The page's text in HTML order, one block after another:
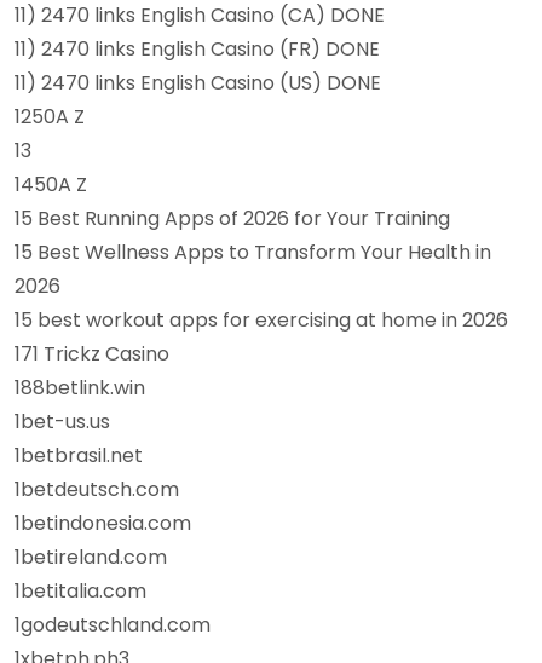
11) 2470 links English Casino (CA) DONE
11) 2470 links English Casino (FR) DONE
11) 2470 links English Casino (US) DONE
1250A Z
13
1450A Z
15 Best Running Apps of 2026 for Your Training
15 Best Wellness Apps to Transform Your Health in
2026
15 best workout apps for exercising at home in 2026
171 Trickz Casino
188betlink.win
1bet-us.us
1betbrasil.net
1betdeutsch.com
1betindonesia.com
1betireland.com
1betitalia.com
1godeutschland.com